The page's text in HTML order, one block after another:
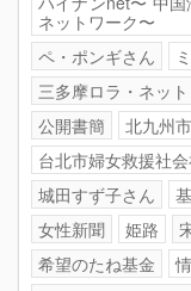
ネットワーク〜
ペ・ポンギさん
三多摩ロラ・ネット
公開書簡
北九州市
台北市婦女救援社
城田すず子さん
女性新聞
姫路
希望のたね基金